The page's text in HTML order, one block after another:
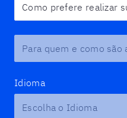
Idioma